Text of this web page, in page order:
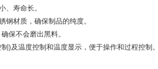
、寿命长。
钢材质，确保制品的纯度。
保不会磨出黑料。
)及温度控制和温度显示，便于操作和过程控制。